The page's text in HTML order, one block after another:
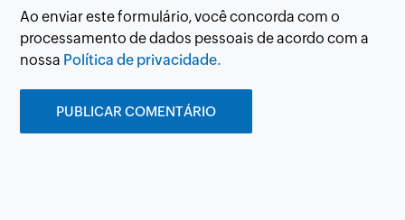
Ao enviar este formulário, você concorda com o
processamento de dados pessoais de acordo com a
nossa Política de privacidade.